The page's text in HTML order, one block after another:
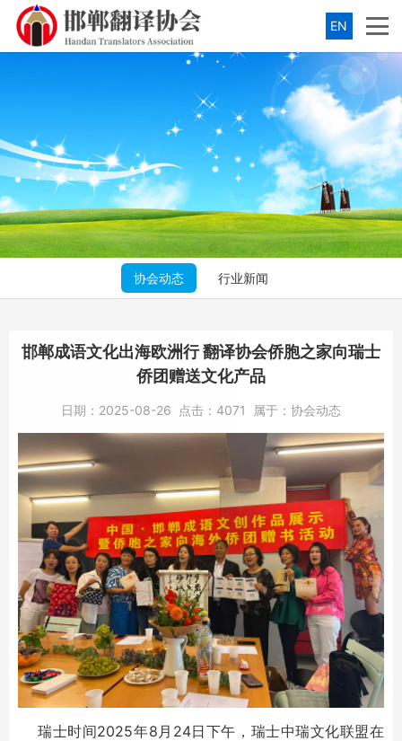
EN
协会动态 行业新闻
邯郸成语文化出海欧洲行 翻译协会侨胞之家向瑞士
侨团赠送文化产品
日期： 2025-08-26 点击： 4071 属于： 协会动态
瑞士时间2025年8月24日下午，瑞士中瑞文化联盟在